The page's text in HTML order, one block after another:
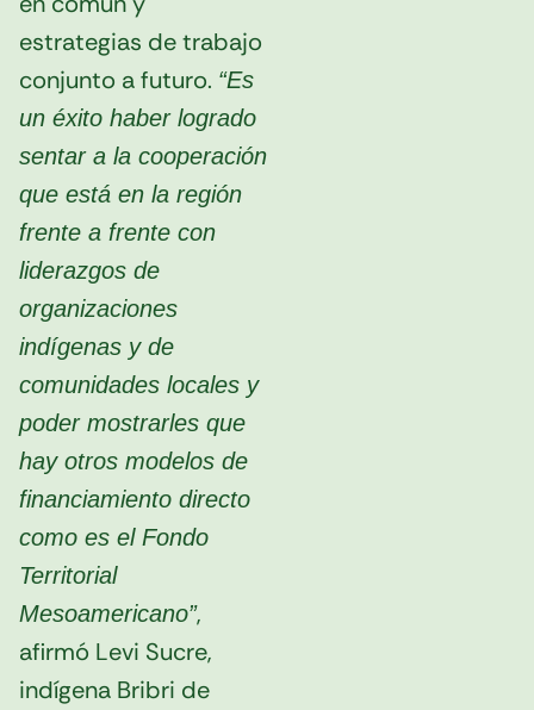
estrategias de trabajo
conjunto a futuro. “Es
un éxito haber logrado
sentar a la cooperación
que está en la región
frente a frente con
liderazgos de
organizaciones
indígenas y de
comunidades locales y
poder mostrarles que
hay otros modelos de
financiamiento directo
como es el Fondo
Territorial
Mesoamericano”,
afirmó Levi Sucre,
indígena Bribri de